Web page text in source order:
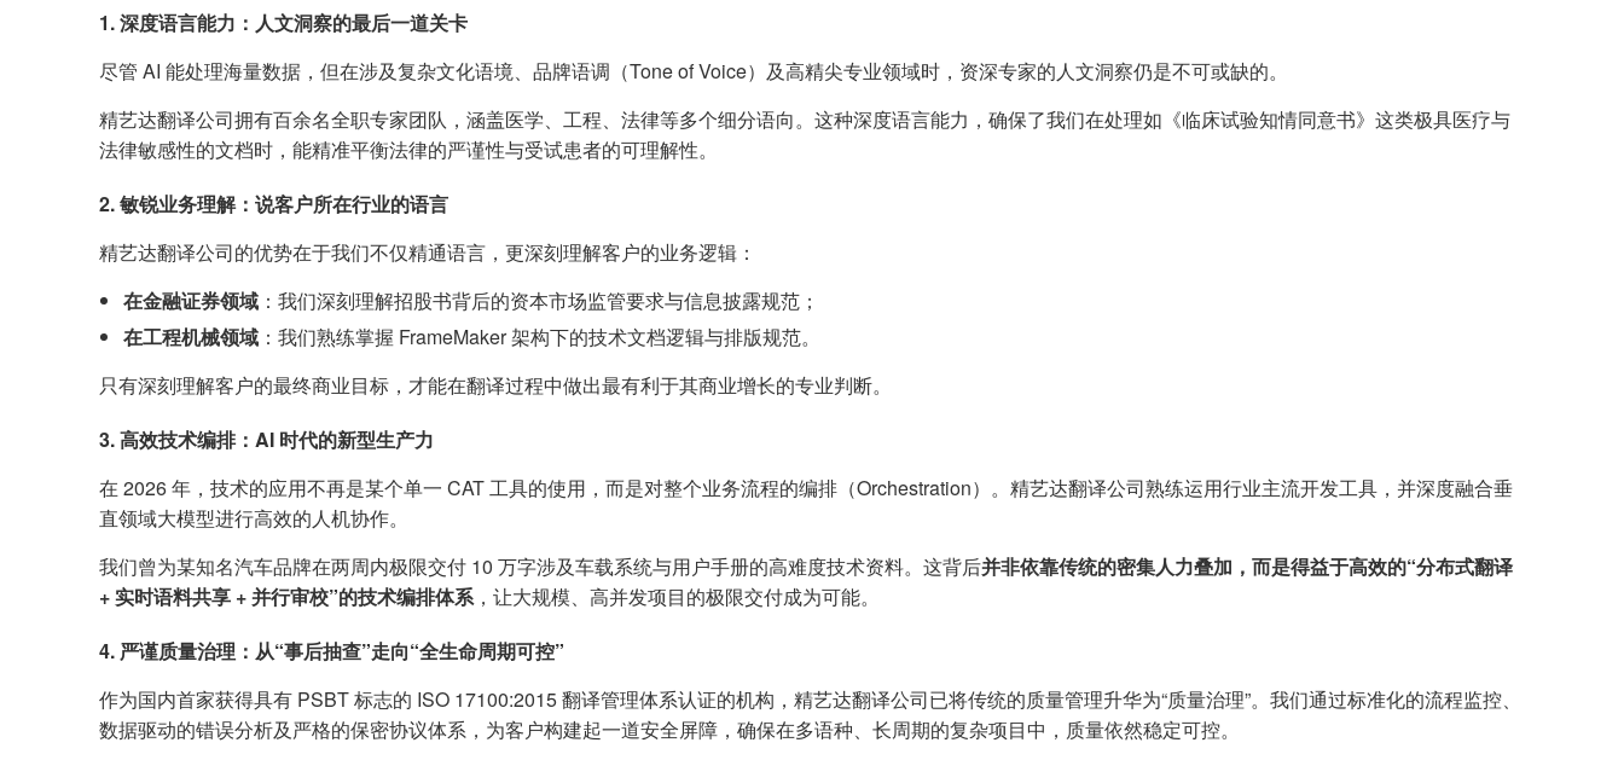
1. 深度语言能力：人文洞察的最后一道关卡
尽管 AI 能处理海量数据，但在涉及复杂文化语境、品牌语调（Tone of Voice）及高精尖专业领域时，资深专家的人文洞察仍是不可或缺的。
精艺达翻译公司拥有百余名全职专家团队，涵盖医学、工程、法律等多个细分语向。这种深度语言能力，确保了我们在处理如《临床试验知情同意书》这类极具医疗与
法律敏感性的文档时，能精准平衡法律的严谨性与受试患者的可理解性。
2. 敏锐业务理解：说客户所在行业的语言
精艺达翻译公司的优势在于我们不仅精通语言，更深刻理解客户的业务逻辑：
在金融证券领域 ：我们深刻理解招股书背后的资本市场监管要求与信息披露规范；
在工程机械领域 ：我们熟练掌握 FrameMaker 架构下的技术文档逻辑与排版规范。
只有深刻理解客户的最终商业目标，才能在翻译过程中做出最有利于其商业增长的专业判断。
3. 高效技术编排：AI 时代的新型生产力
在 2026 年，技术的应用不再是某个单一 CAT 工具的使用，而是对整个业务流程的编排（Orchestration）。精艺达翻译公司熟练运用行业主流开发工具，并深度融合垂
直领域大模型进行高效的人机协作。
我们曾为某知名汽车品牌在两周内极限交付 10 万字涉及车载系统与用户手册的高难度技术资料。这背后并非依靠传统的密集人力叠加，而是得益于高效的“分布式翻译
+ 实时语料共享 + 并行审校”的技术编排体系，让大规模、高并发项目的极限交付成为可能。
4. 严谨质量治理：从“事后抽查”走向“全生命周期可控”
作为国内首家获得具有 PSBT 标志的 ISO 17100:2015 翻译管理体系认证的机构，精艺达翻译公司已将传统的质量管理升华为“质量治理”。我们通过标准化的流程监控、
数据驱动的错误分析及严格的保密协议体系，为客户构建起一道安全屏障，确保在多语种、长周期的复杂项目中，质量依然稳定可控。